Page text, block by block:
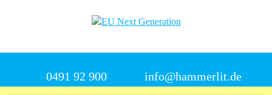
0491 92 900 info@hammerlit.de